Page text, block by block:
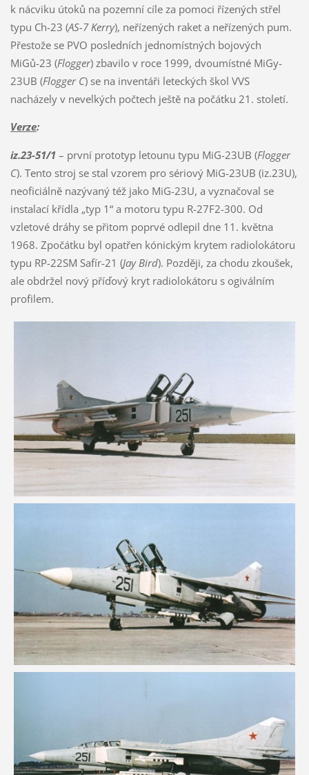
k nácviku útoků na pozemní cíle za pomoci řízených střel
typu Ch-23 (AS-7 Kerry), neřízených raket a neřízených pum.
Přestože se PVO posledních jednomístných bojových
MiGů-23 (Flogger) zbavilo v roce 1999, dvoumístné MiGy-
23UB (Flogger C) se na inventáři leteckých škol VVS
nacházely v nevelkých počtech ještě na počátku 21. století.
Verze:
iz.23-51/1– první prototyp letounu typu MiG-23UB (Flogger
C). Tento stroj se stal vzorem pro sériový MiG-23UB (iz.23U),
neoficiálně nazývaný též jako MiG-23U, a vyznačoval se
instalací křídla „typ 1“ a motoru typu R-27F2-300. Od
vzletové dráhy se přitom poprvé odlepil dne 11. května
1968. Zpočátku byl opatřen kónickým krytem radiolokátoru
typu RP-22SM Safír-21 (Jay Bird). Později, za chodu zkoušek,
ale obdržel nový příďový kryt radiolokátoru s ogiválním
profilem.